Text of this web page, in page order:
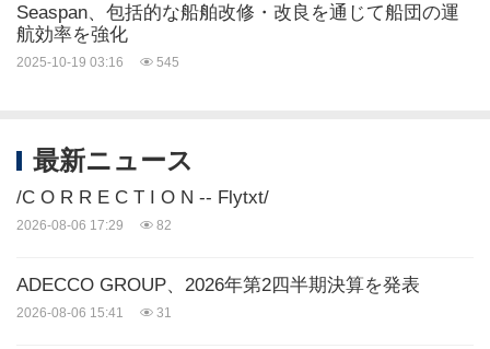
Seaspan、包括的な船舶改修・改良を通じて船団の運
航効率を強化
2025-10-19 03:16 545
最新ニュース
/C O R R E C T I O N -- Flytxt/
2026-08-06 17:29 82
ADECCO GROUP、2026年第2四半期決算を発表
2026-08-06 15:41 31